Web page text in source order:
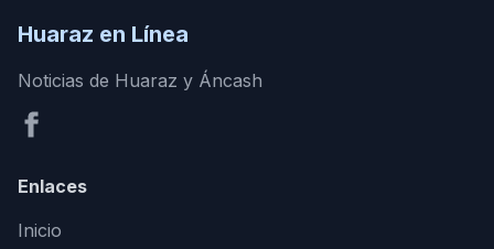
Huaraz en Línea
Noticias de Huaraz y Áncash
Enlaces
Inicio